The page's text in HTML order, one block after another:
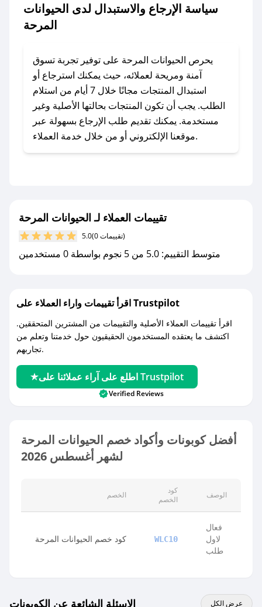
أسرع وقت ممكن.
الحيوانات المرحة؟
للحصول على كوبونات وخصومات حصرية، قم بما
يلي:
في تطبيق صحصح.
- تابع حسابنا الرسمي على تويتر وقم بتفعيل زر
سياسة الإرجاع والاستبدال لدى الحيوانات
المرحة
يحرص الحيوانات المرحة على توفير تجربة تسوق
آمنة ومريحة لعملائه، حيث يمكنك استرجاع أو
استبدال المنتجات مجانًا خلال 7 أيام من استلام
الطلب. يجب أن تكون المنتجات بحالتها الأصلية وغير
مستخدمة. يمكنك تقديم طلب الإرجاع بسهولة عبر
موقعنا الإلكتروني أو من خلال خدمة العملاء.
تقييمات العملاء لـ الحيوانات المرحة
5.0 (0 تقييمات)
متوسط التقييم: 5.0 من 5 نجوم بواسطة 0 مستخدمين
اقرأ تقييمات واراء العملاء على Trustpilot
اقرأ تقييمات العملاء الأصلية والتقييمات من المشترين المتحققين.
اكتشف ما يعتقده المستخدمون الحقيقيون حول خدمتنا وتعلم من
تجاربهم.
اطلع على آراء عملائنا على Trustpilot
Verified Reviews
أفضل كوبونات وأكواد خصم الحيوانات المرحة
لشهر أغسطس 2026
الخصم
كود
الخصم
الوصف
كود خصم الحيوانات المرحة WLC10
فعال
لاول
طلب
الاسئلة الشائعة عن الكوبونات عرض الكل